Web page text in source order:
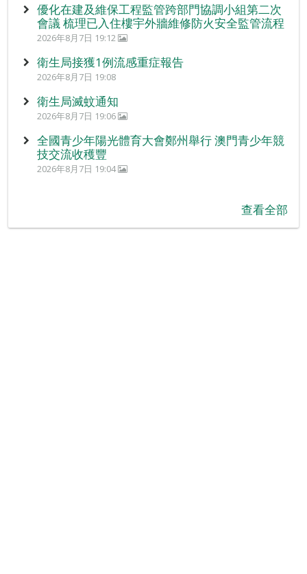
優化在建及維保工程監管跨部門協調小組第二次
會議 梳理已入住樓宇外牆維修防火安全監管流程
2026年8月7日 19:12
衛生局接獲1例流感重症報告
2026年8月7日 19:08
衛生局滅蚊通知
2026年8月7日 19:06
全國青少年陽光體育大會鄭州舉行 澳門青少年競
技交流收穫豐
2026年8月7日 19:04
查看全部